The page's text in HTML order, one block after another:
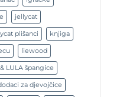
jellycat
plišanci knjiga
liewood
LULA špangice
za djevojčice